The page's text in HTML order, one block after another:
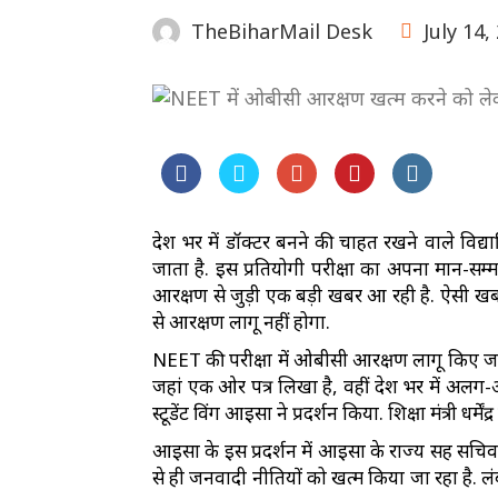
TheBiharMail Desk July 14,
देश भर में डॉक्टर बनने की चाहत रखने वाले
जाता है. इस प्रतियोगी परीक्षा का अपना
आरक्षण से जुड़ी एक बड़ी खबर आ रही है. ऐसी
से आरक्षण लागू नहीं होगा.
NEET की परीक्षा में ओबीसी आरक्षण लागू किए
जहां एक ओर पत्र लिखा है, वहीं देश भर में अलग-
स्टूडेंट विंग आइसा ने प्रदर्शन किया. शिक्षा मंत्री
आइसा के इस प्रदर्शन में आइसा के राज्य सह
से ही जनवादी नीतियों को खत्म किया जा रहा